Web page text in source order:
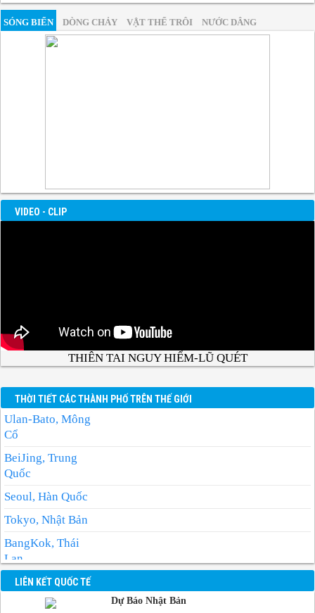
SÓNG BIỂN DÒNG CHẢY VẬT THỂ TRÔI NƯỚC DÂNG
VIDEO - CLIP
THIÊN TAI NGUY HIỂM-LŨ QUÉT
THỜI TIẾT CÁC THÀNH PHỐ TRÊN THẾ GIỚI
Ulan-Bato, Mông
Cổ
BeiJing, Trung
Quốc
Seoul, Hàn Quốc
Tokyo, Nhật Bản
BangKok, Thái
Lan
Manila, Philippin
Phnom-Penh,
LIÊN KẾT QUỐC TẾ
Dự Báo Nhật Bản